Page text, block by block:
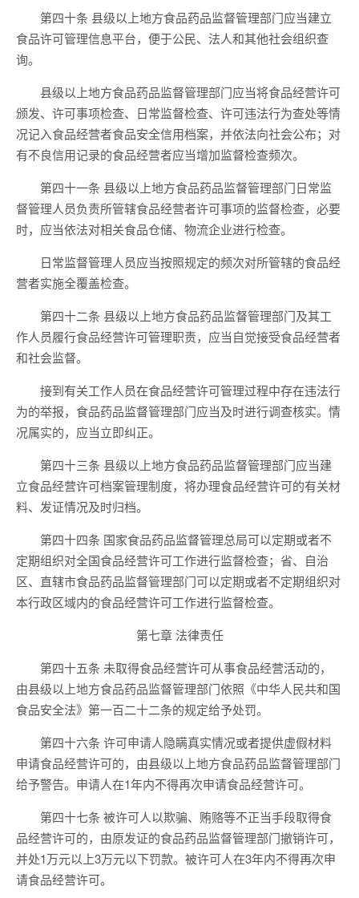
第四十条 县级以上地方食品药品监督管理部门应当建立
食品许可管理信息平台，便于公民、法人和其他社会组织查
询。
县级以上地方食品药品监督管理部门应当将食品经营许可
颁发、许可事项检查、日常监督检查、许可违法行为查处等情
况记入食品经营者食品安全信用档案，并依法向社会公布；对
有不良信用记录的食品经营者应当增加监督检查频次。
第四十一条 县级以上地方食品药品监督管理部门日常监
督管理人员负责所管辖食品经营者许可事项的监督检查，必要
时，应当依法对相关食品仓储、物流企业进行检查。
日常监督管理人员应当按照规定的频次对所管辖的食品经
营者实施全覆盖检查。
第四十二条 县级以上地方食品药品监督管理部门及其工
作人员履行食品经营许可管理职责，应当自觉接受食品经营者
和社会监督。
接到有关工作人员在食品经营许可管理过程中存在违法行
为的举报，食品药品监督管理部门应当及时进行调查核实。情
况属实的，应当立即纠正。
第四十三条 县级以上地方食品药品监督管理部门应当建
立食品经营许可档案管理制度，将办理食品经营许可的有关材
料、发证情况及时归档。
第四十四条 国家食品药品监督管理总局可以定期或者不
定期组织对全国食品经营许可工作进行监督检查；省、自治
区、直辖市食品药品监督管理部门可以定期或者不定期组织对
本行政区域内的食品经营许可工作进行监督检查。
第七章 法律责任
第四十五条 未取得食品经营许可从事食品经营活动的，
由县级以上地方食品药品监督管理部门依照《中华人民共和国
食品安全法》第一百二十二条的规定给予处罚。
第四十六条 许可申请人隐瞒真实情况或者提供虚假材料
申请食品经营许可的，由县级以上地方食品药品监督管理部门
给予警告。申请人在1年内不得再次申请食品经营许可。
第四十七条 被许可人以欺骗、贿赂等不正当手段取得食
品经营许可的，由原发证的食品药品监督管理部门撤销许可，
并处1万元以上3万元以下罚款。被许可人在3年内不得再次申
请食品经营许可。